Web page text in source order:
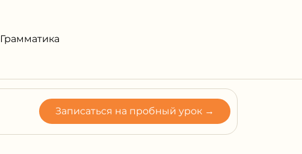
Грамматика
Записаться на пробный урок →